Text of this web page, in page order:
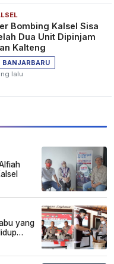
Bombing Kalsel Sisa
Dua Unit Dipinjam
Kalteng
BANJARBARU
lalu
yang